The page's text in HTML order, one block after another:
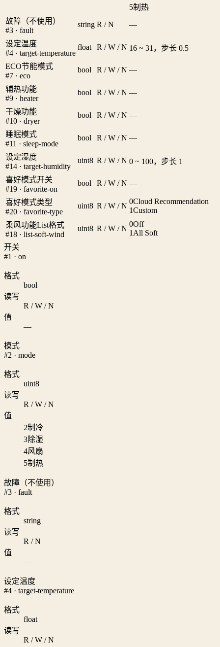
5制热
故障（不使用）
#3 · fault
string R / N —
设定温度
#4 · target-temperature
float R / W / N 16 ~ 31，步长 0.5
ECO节能模式
#7 · eco
bool R / W / N —
辅热功能
#9 · heater
bool R / W / N —
干燥功能
#10 · dryer
bool R / W / N —
睡眠模式
#11 · sleep-mode
bool R / W / N —
设定湿度
#14 · target-humidity
uint8 R / W / N 0 ~ 100，步长 1
喜好模式开关
#19 · favorite-on
bool R / W / N —
喜好模式类型
#20 · favorite-type
uint8 R / W / N
0Cloud Recommendation
1Custom
柔风功能List格式
#18 · list-soft-wind
uint8 R / W / N
0Off
1 All Soft
开关
#1 · on
格式
bool
读写
R / W / N
值
—
模式
#2 · mode
格式
uint8
读写
R / W / N
值
2制冷
3除湿
4风扇
5制热
故障（不使用）
#3 · fault
格式
string
读写
R / N
值
—
设定温度
#4 · target-temperature
格式
float
读写
R / W / N